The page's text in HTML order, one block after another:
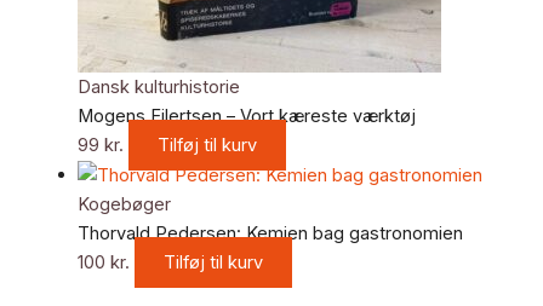
Dansk kulturhistorie
Mogens Eilertsen – Vort kæreste værktøj
99 kr. Tilføj til kurv
Kogebøger
Thorvald Pedersen: Kemien bag gastronomien
100 kr. Tilføj til kurv